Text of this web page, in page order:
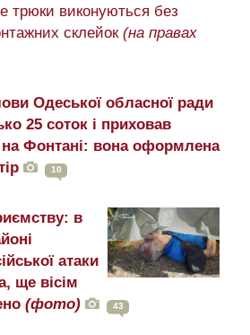
трюки виконуються без
склейок (на правах
Одеської обласної ради
25 соток і приховав
Фонтані: вона оформлена
10
в
атаки
ще вісім
(фото) 43